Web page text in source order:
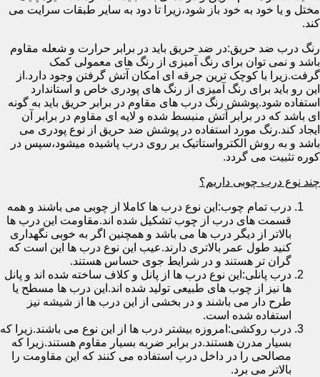
مختل و یا خود به خود باز شود،زیرا تا دود به سایر طبقات سرایت می
کند.
رنگ درب ضد حریق:در ضد حریق باید در برابر حرارت و شعله مقاوم
باشد و نمی توان برای رنگ آمیزی از رنگ های معمولی کمک
گرفت.زیرا با کوچک ترین جرقه ای امکان آتش گرفتن وجود دارد.از
این رو باید برای رنگ آمیزی از رنگ های پودری خاص و استاندارد
استفاده شود.پوشش رنگ درب های مقاوم در برابر حریق باید به گونه
ای باشد که در برابر آتش منبسط شده و لایه ای مقاوم در برابر آن
ایجاد کند.رنگ مورد استفاده در پوشش ضد حریق از نوع پودری می
باشد و به روش الکترواستاتیک بر روی درب پاشیده میشود،سپس در
کوره تثبیت می گردد.
چند نوع درب چوبی داریم؟
درب تمام چوب:این نوع درب ها کاملا از چوبی می باشند و همه
قسمت های درب از چوب تشکیل شده اند.مقاومت این درب ها
بالاتر از دیگر درب ها می باشد و همچنین اگر به خوبی نگهداری
کنید طول عمر بالاتری دارند.عیب این نوع درب ها این است که
گران تر هستند و در شرایط جوی حساس هستند.
درب پانلی:این نوع درب ها از پانل و کلاف ساخته شده اند و پانل
ها نیز از چوب های طبیعی تولید شده اند.این درب ها مسطح یا
طرح دار می باشند و در بخشی از این درب ها از شیشه نیز
استفاده شده است.
درب روکشی:امروزه بیشتر درب ها از این نوع می باشند.زیرا که
بسیار مدرن هستند.در برابر ضربه بسیار مقاوم هستند.زیرا که
مصالحی را در داخل درب استفاده می کنند که این مقاومت را
بالاتر می برد.